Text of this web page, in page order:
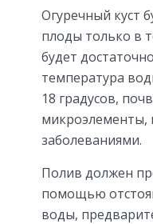
Огуречный куст
плоды только в
будет
температура
18 градусов,
микроэлементы,
заболеваниями.
Полив должен
помощью
воды,